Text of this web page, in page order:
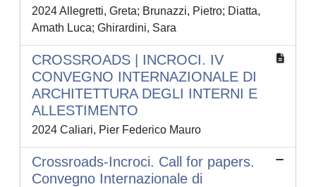
2024 Allegretti, Greta; Brunazzi, Pietro; Diatta,
Amath Luca; Ghirardini, Sara
CROSSROADS | INCROCI. IV
CONVEGNO INTERNAZIONALE DI
ARCHITETTURA DEGLI INTERNI E
ALLESTIMENTO
2024 Caliari, Pier Federico Mauro
Crossroads-Incroci. Call for papers.
Convegno Internazionale di